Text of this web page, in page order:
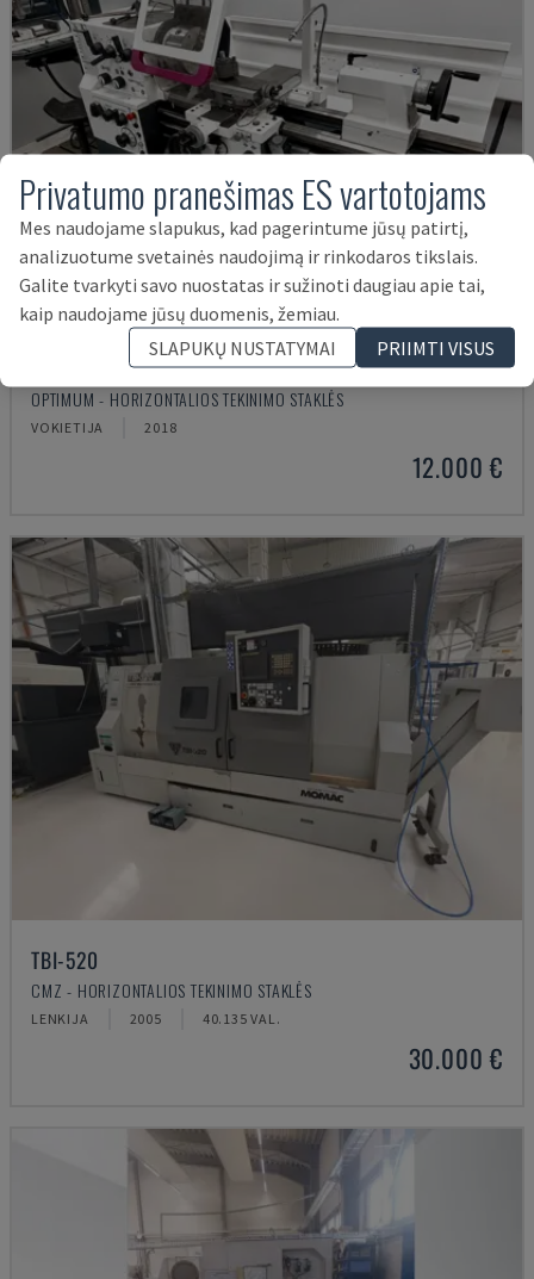
OPTIMUM - HORIZONTALIOS TEKINIMO STAKLĖS
VOKIETIJA 2018
12.000 €
TBI-520
CMZ - HORIZONTALIOS TEKINIMO STAKLĖS
LENKIJA 2005 40.135 VAL.
30.000 €
Privatumo pranešimas ES vartotojams
Mes naudojame slapukus, kad pagerintume jūsų patirtį,
analizuotume svetainės naudojimą ir rinkodaros tikslais.
Galite tvarkyti savo nuostatas ir sužinoti daugiau apie tai,
kaip naudojame jūsų duomenis, žemiau.
SLAPUKŲ NUSTATYMAI
PRIIMTI VISUS